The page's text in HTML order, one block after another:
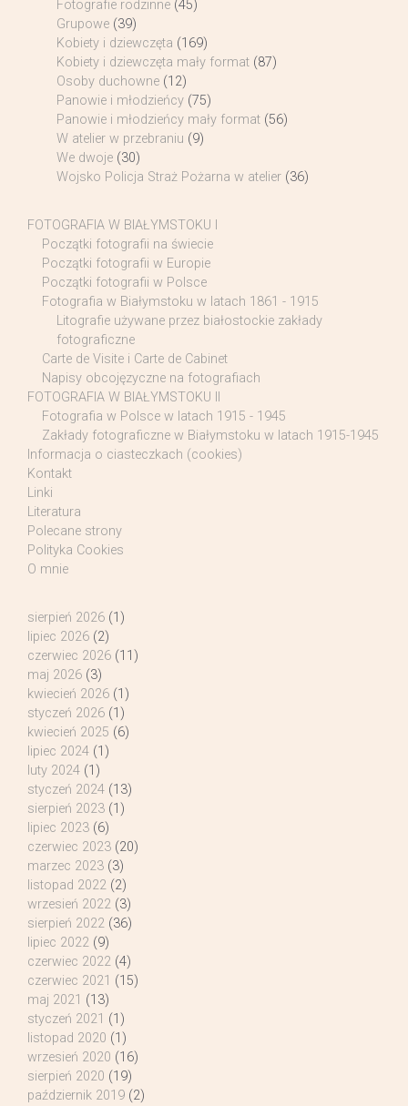
Fotografie rodzinne (45)
Grupowe (39)
Kobiety i dziewczęta (169)
Kobiety i dziewczęta mały format (87)
Osoby duchowne (12)
Panowie i młodzieńcy (75)
Panowie i młodzieńcy mały format (56)
W atelier w przebraniu (9)
We dwoje (30)
Wojsko Policja Straż Pożarna w atelier (36)
FOTOGRAFIA W BIAŁYMSTOKU I
Początki fotografii na świecie
Początki fotografii w Europie
Początki fotografii w Polsce
Fotografia w Białymstoku w latach 1861 - 1915
Litografie używane przez białostockie zakłady
fotograficzne
Carte de Visite i Carte de Cabinet
Napisy obcojęzyczne na fotografiach
FOTOGRAFIA W BIAŁYMSTOKU II
Fotografia w Polsce w latach 1915 - 1945
Zakłady fotograficzne w Białymstoku w latach 1915-1945
Informacja o ciasteczkach (cookies)
Kontakt
Linki
Literatura
Polecane strony
Polityka Cookies
O mnie
sierpień 2026 (1)
lipiec 2026 (2)
czerwiec 2026 (11)
maj 2026 (3)
kwiecień 2026 (1)
styczeń 2026 (1)
kwiecień 2025 (6)
lipiec 2024 (1)
luty 2024 (1)
styczeń 2024 (13)
sierpień 2023 (1)
lipiec 2023 (6)
czerwiec 2023 (20)
marzec 2023 (3)
listopad 2022 (2)
wrzesień 2022 (3)
sierpień 2022 (36)
lipiec 2022 (9)
czerwiec 2022 (4)
czerwiec 2021 (15)
maj 2021 (13)
styczeń 2021 (1)
listopad 2020 (1)
wrzesień 2020 (16)
sierpień 2020 (19)
październik 2019 (2)